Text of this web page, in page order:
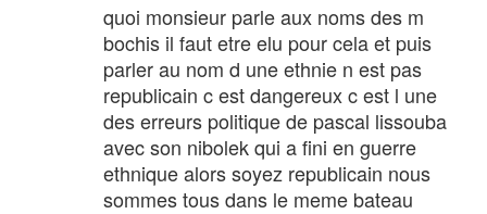
quoi monsieur parle aux noms des m
bochis il faut etre elu pour cela et puis
parler au nom d une ethnie n est pas
republicain c est dangereux c est l une
des erreurs politique de pascal lissouba
avec son nibolek qui a fini en guerre
ethnique alors soyez republicain nous
sommes tous dans le meme bateau